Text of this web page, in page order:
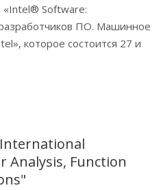
«Intel® Software:
ПО. Машинное
которое состоится 27 и
Analysis, Function